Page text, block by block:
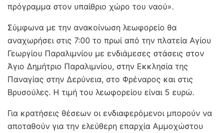
πρόγραμμα στον υπαίθριο χώρο του ναού».
Σύμφωνα με την ανακοίνωση λεωφορείο θα
αναχωρήσει στις 7:00 το πρωί από την πλατεία Αγίου
Γεωργίου Παραλιμνίου με ενδιάμεσες στάσεις στον
Άγιο Δημήτριο Παραλιμνίου, στην Εκκλησία της
Παναγίας στην Δερύνεια, στο Φρέναρος και στις
Βρυσούλες. Η τιμή του λεωφορείου είναι 5 ευρώ.
Για κρατήσεις θέσεων οι ενδιαφερόμενοι μπορούν να
αποταθούν για την ελεύθερη επαρχία Αμμοχώστου